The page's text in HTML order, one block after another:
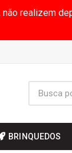
não realizem
BRINQUEDOS